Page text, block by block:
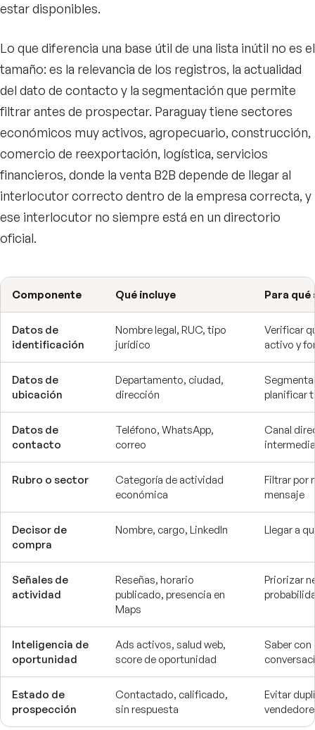
estar disponibles.
Lo que diferencia una base útil de una lista inútil no es el
tamaño: es la relevancia de los registros, la actualidad
del dato de contacto y la segmentación que permite
filtrar antes de prospectar. Paraguay tiene sectores
económicos muy activos, agropecuario, construcción,
comercio de reexportación, logística, servicios
financieros, donde la venta B2B depende de llegar al
interlocutor correcto dentro de la empresa correcta, y
ese interlocutor no siempre está en un directorio
oficial.
Componente Qué incluye Para qué
Datos de
identificación
Nombre legal, RUC, tipo
jurídico
Verificar
activo y
Datos de
ubicación
Departamento, ciudad,
dirección
planificar
Datos de
contacto
Teléfono, WhatsApp,
correo
Canal
Rubro o sector
Categoría de actividad
económica
Filtrar por
mensaje
Decisor de
compra
Nombre, cargo, LinkedIn Llegar a
Señales de
actividad
Reseñas, horario
publicado, presencia en
Maps
Priorizar
Inteligencia de
oportunidad
Ads activos, salud web,
score de oportunidad
Saber con
Estado de
prospección
Contactado, calificado,
sin respuesta
Evitar